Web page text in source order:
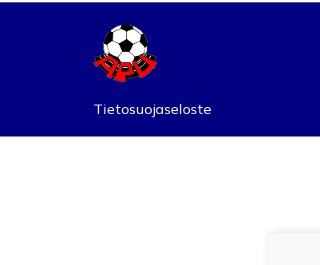
Tietosuojaseloste